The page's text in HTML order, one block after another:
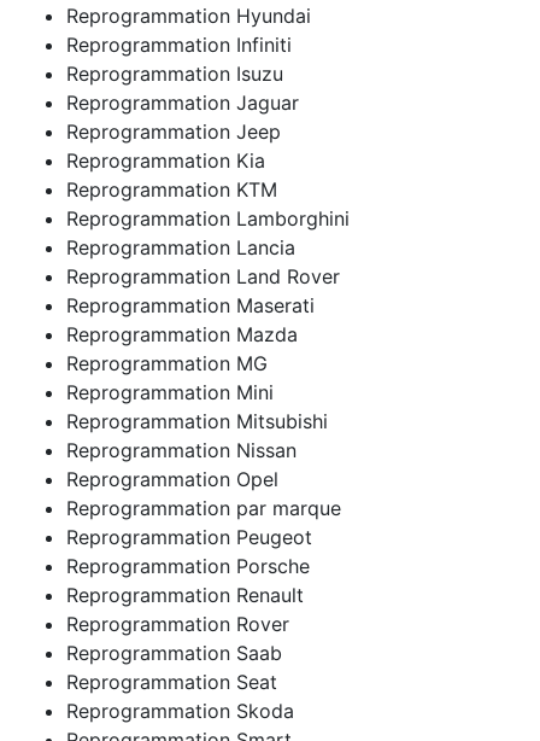
Reprogrammation Hyundai
Reprogrammation Infiniti
Reprogrammation Isuzu
Reprogrammation Jaguar
Reprogrammation Jeep
Reprogrammation Kia
Reprogrammation KTM
Reprogrammation Lamborghini
Reprogrammation Lancia
Reprogrammation Land Rover
Reprogrammation Maserati
Reprogrammation Mazda
Reprogrammation MG
Reprogrammation Mini
Reprogrammation Mitsubishi
Reprogrammation Nissan
Reprogrammation Opel
Reprogrammation par marque
Reprogrammation Peugeot
Reprogrammation Porsche
Reprogrammation Renault
Reprogrammation Rover
Reprogrammation Saab
Reprogrammation Seat
Reprogrammation Skoda